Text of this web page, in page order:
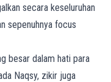
secara keseluruhan
sepenuhnya focus
besar dalam hati para
Naqsy, zikir juga